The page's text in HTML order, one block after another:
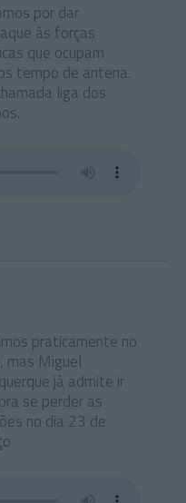
por dar
às forças
que ocupam
tempo de antena.
liga dos
praticamente no
mas Miguel
já admite ir
se perder as
no dia 23 de